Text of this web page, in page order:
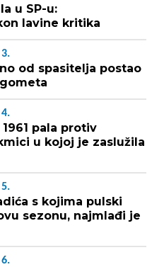
u SP-u:
lavine kritika
3.
od spasitelja postao
4.
1961 pala protiv
u kojoj je zaslužila
5.
s kojima pulski
sezonu, najmlađi je
6.